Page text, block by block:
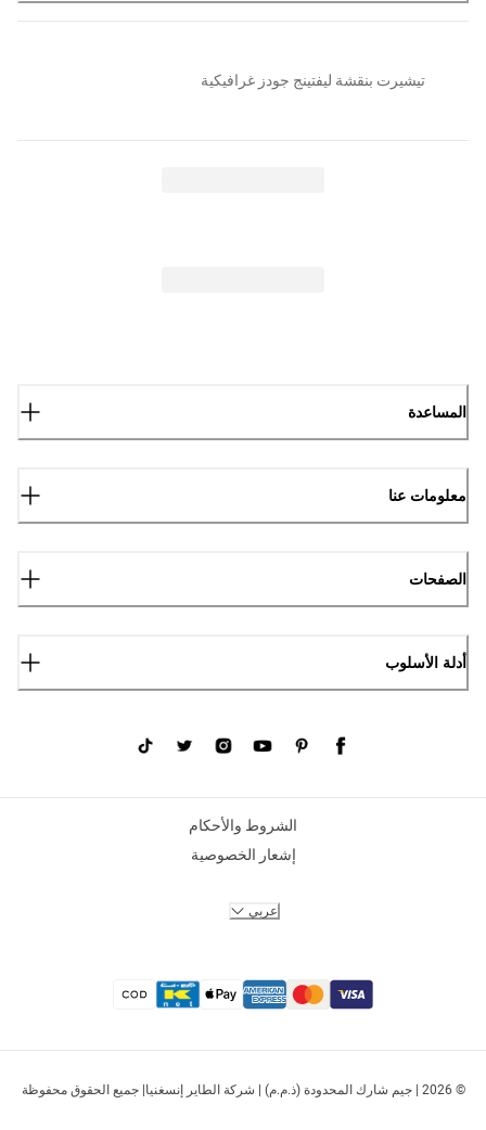
تيشيرت بنقشة ليفتينج جودز غرافيكية
المساعدة
معلومات عنا
الصفحات
أدلة الأسلوب
© 2026 | جيم شارك المحدودة (ذ.م.م) | شركة الطاير إنسغنيا| جميع الحقوق محفوظة
الشروط والأحكام
إشعار الخصوصية
عربي